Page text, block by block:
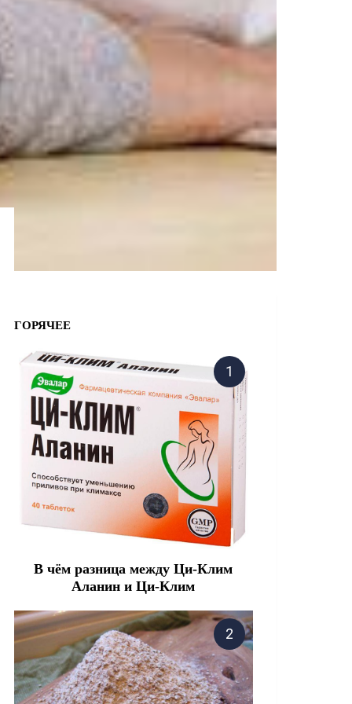
ГОРЯЧЕЕ
В чём разница между Ци-Клим
Аланин и Ци-Клим